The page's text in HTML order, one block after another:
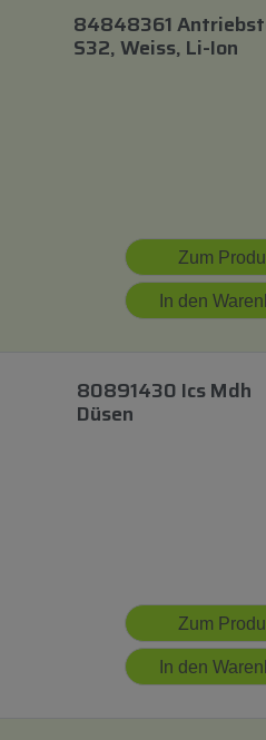
84848361
S32, Weiss, Li-Ion
Zum
In den
80891430 Ics Mdh
Düsen
Zum
In den